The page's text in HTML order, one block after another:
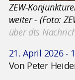
ZEW-
weiter - (Foto:
über dts
21. April 2026 -
Von Peter